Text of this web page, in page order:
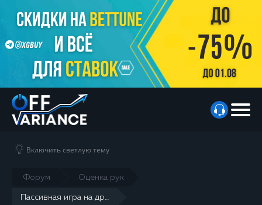
Форум Оценка рук
Пассивная игра на дро борде в мультипоте с 2 парами.
Включить светлую тему